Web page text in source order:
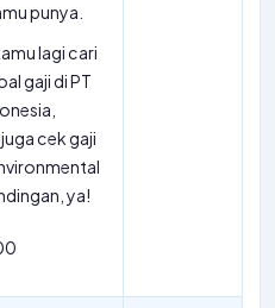
punya.
lagi cari
gaji di PT
cek gaji
ya!